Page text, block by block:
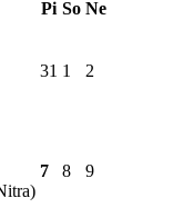
Pi So Ne
31 1 2
7 8 9